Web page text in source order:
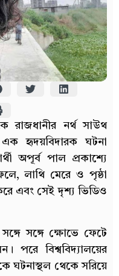
রাজধানীর নর্থ সাউথ
এক হৃদয়বিদারক ঘটনা
অপূর্ব পাল প্রকাশ্যে
লাথি মেরে ও পৃষ্ঠা
এবং সেই দৃশ্য ভিডিও
সঙ্গে সঙ্গে ক্ষোভে ফেটে
পরে বিশ্ববিদ্যালয়ের
ঘটনাস্থল থেকে সরিয়ে